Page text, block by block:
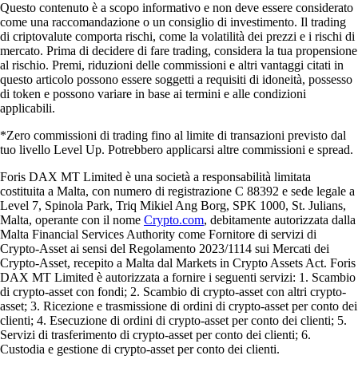
Questo contenuto è a scopo informativo e non deve essere considerato
come una raccomandazione o un consiglio di investimento. Il trading
di criptovalute comporta rischi, come la volatilità dei prezzi e i rischi di
mercato. Prima di decidere di fare trading, considera la tua propensione
al rischio. Premi, riduzioni delle commissioni e altri vantaggi citati in
questo articolo possono essere soggetti a requisiti di idoneità, possesso
di token e possono variare in base ai termini e alle condizioni
applicabili.
*Zero commissioni di trading fino al limite di transazioni previsto dal
tuo livello Level Up. Potrebbero applicarsi altre commissioni e spread.
Foris DAX MT Limited è una società a responsabilità limitata
costituita a Malta, con numero di registrazione C 88392 e sede legale a
Level 7, Spinola Park, Triq Mikiel Ang Borg, SPK 1000, St. Julians,
Malta, operante con il nome Crypto.com, debitamente autorizzata dalla
Malta Financial Services Authority come Fornitore di servizi di
Crypto-Asset ai sensi del Regolamento 2023/1114 sui Mercati dei
Crypto-Asset, recepito a Malta dal Markets in Crypto Assets Act. Foris
DAX MT Limited è autorizzata a fornire i seguenti servizi: 1. Scambio
di crypto-asset con fondi; 2. Scambio di crypto-asset con altri crypto-
asset; 3. Ricezione e trasmissione di ordini di crypto-asset per conto dei
clienti; 4. Esecuzione di ordini di crypto-asset per conto dei clienti; 5.
Servizi di trasferimento di crypto-asset per conto dei clienti; 6.
Custodia e gestione di crypto-asset per conto dei clienti.